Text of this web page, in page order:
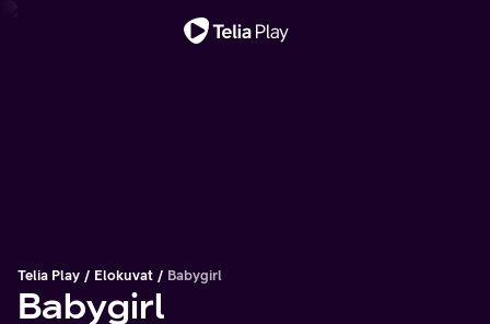
Telia Play Elokuvat Babygirl
Babygirl